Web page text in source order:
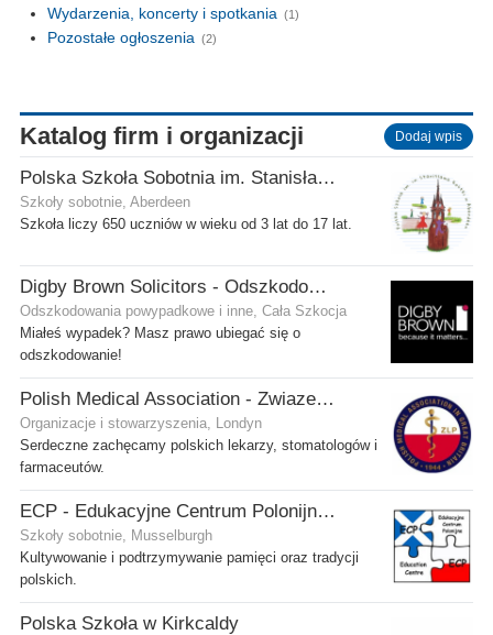
Wydarzenia, koncerty i spotkania (1)
Pozostałe ogłoszenia (2)
Katalog firm i organizacji Dodaj wpis
Polska Szkoła Sobotnia im. Stanisława Kostki
Szkoły sobotnie, Aberdeen
Szkoła liczy 650 uczniów w wieku od 3 lat do 17 lat.
Digby Brown Solicitors - Odszkodowania w Szkocji
Odszkodowania powypadkowe i inne, Cała Szkocja
Miałeś wypadek? Masz prawo ubiegać się o
odszkodowanie!
Polish Medical Association - Zwiazek Lekarzy Polskich w Wielkiej Brytanii
Organizacje i stowarzyszenia, Londyn
Serdeczne zachęcamy polskich lekarzy, stomatologów i
farmaceutów.
ECP - Edukacyjne Centrum Polonijne SCIO - Musselburgh
Szkoły sobotnie, Musselburgh
Kultywowanie i podtrzymywanie pamięci oraz tradycji
polskich.
Polska Szkoła w Kirkcaldy